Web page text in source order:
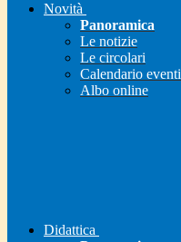
Novità
Panoramica
Le notizie
Le circolari
Calendario eventi
Albo online
Didattica